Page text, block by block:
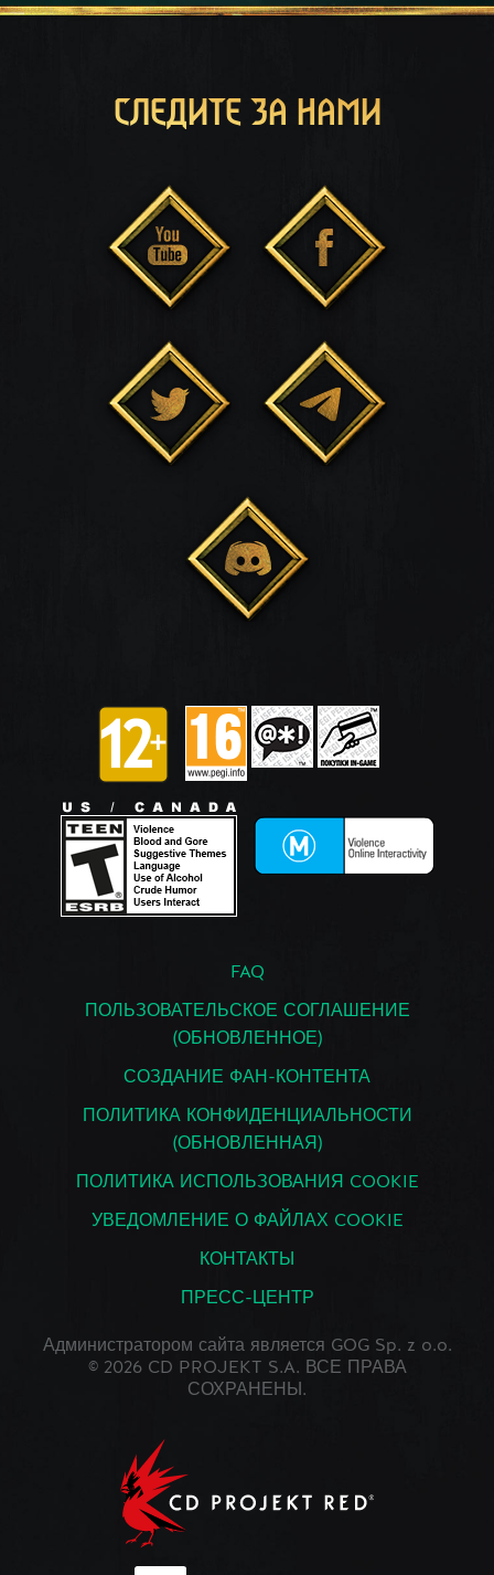
СЛЕДИТЕ ЗА НАМИ
FAQ
ПОЛЬЗОВАТЕЛЬСКОЕ СОГЛАШЕНИЕ
(ОБНОВЛЕННОЕ)
СОЗДАНИЕ ФАН-КОНТЕНТА
ПОЛИТИКА КОНФИДЕНЦИАЛЬНОСТИ
(ОБНОВЛЕННАЯ)
ПОЛИТИКА ИСПОЛЬЗОВАНИЯ COOKIE
УВЕДОМЛЕНИЕ О ФАЙЛАХ COOKIE
КОНТАКТЫ
ПРЕСС-ЦЕНТР
Администратором сайта является GOG Sp. z o.o.
© 2026 CD PROJEKT S.A. ВСЕ ПРАВА
СОХРАНЕНЫ.